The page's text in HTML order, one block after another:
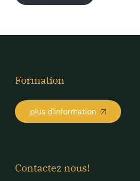
Formation
plus d'information
Contactez nous!